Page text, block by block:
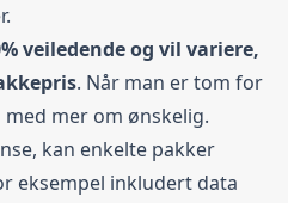
veiledende og vil variere,
. Når man er tom for
mer om ønskelig.
kan enkelte pakker
eksempel inkludert data